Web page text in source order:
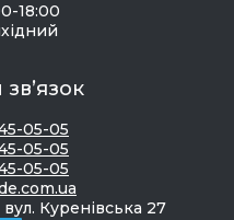
18:00
05-05
05-05
05-05
Куренівська 27